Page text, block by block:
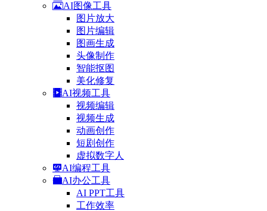
AI图像工具
图片放大
图片编辑
图画生成
头像制作
智能抠图
美化修复
AI视频工具
视频编辑
视频生成
动画创作
短剧创作
虚拟数字人
AI编程工具
AI办公工具
AI PPT工具
工作效率